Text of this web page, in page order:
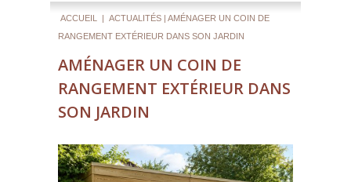
ACCUEIL | ACTUALITÉS | AMÉNAGER UN COIN DE
RANGEMENT EXTÉRIEUR DANS SON JARDIN
AMÉNAGER UN COIN DE
RANGEMENT EXTÉRIEUR DANS
SON JARDIN